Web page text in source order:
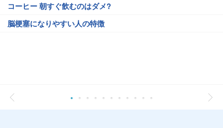
コーヒー 朝すぐ飲むのはダメ?
脳梗塞になりやすい人の特徴